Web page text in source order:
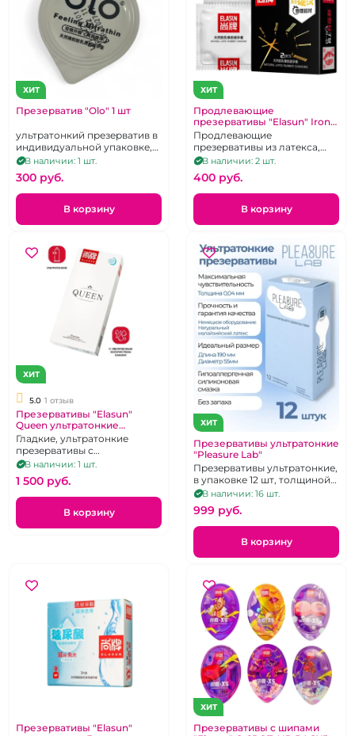
ХИТ
Презерватив "Olo" 1 шт
ультратонкий презерватив в
индивидуальной упаковке,
смазка на водной основе с
гиалуроновой кислотой
В наличии: 1 шт.
300 pуб.
В корзину
ХИТ
Продлевающие
презервативы "Elasun" Iron
Man с утолщенной головкой
2 шт
Продлевающие
презервативы из латекса,
продлевающие, с
утолщённой стенкой 2 шт.
В наличии: 2 шт.
400 pуб.
В корзину
ХИТ
5.0 1 отзыв
Презервативы "Elasun"
Queen ультратонкие
гладкие 12 шт,
Гладкие, ультратонкие
презервативы с
увеличенным количеством
смазки 12 шт.
В наличии: 1 шт.
1 500 pуб.
В корзину
ХИТ
Презервативы ультратонкие
"Pleasure Lab"
Презервативы ультратонкие,
в упаковке 12 шт, толщиной
0,04 мм.
В наличии: 16 шт.
999 pуб.
В корзину
Презервативы "Elasun"
ХИТ
Презервативы с шипами